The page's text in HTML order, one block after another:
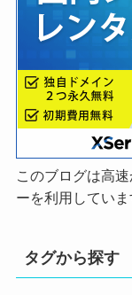
このブログは高
ーを利用していま
タグから探す